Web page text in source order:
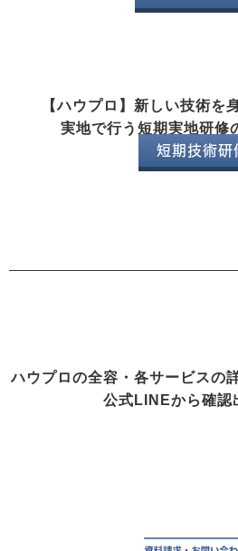
【ハウプロ】新しい技術を
実地で行う短期実地研修
短期技術研
ハウプロの全容・各サービスの
公式LINEから確認